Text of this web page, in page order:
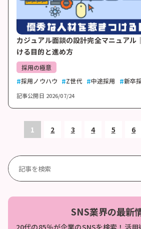
カジュアル面談の設計完全マニュアル
ける目的と進め方
採用の極意
採用ノウハウ
Z世代 中途採用 新卒
記事公開日 2026/07/24
1 2 3 4 5 6
SNS業界の最新